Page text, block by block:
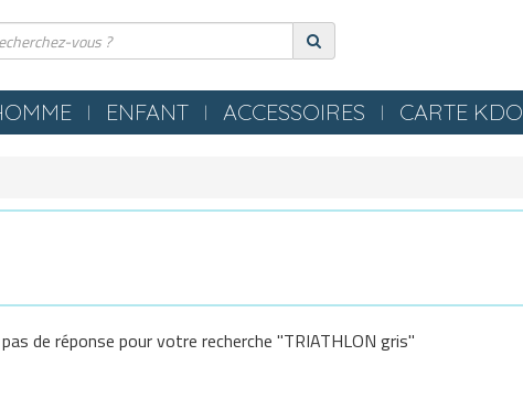
ENFANT ACCESSOIRES CARTE KDO
TEXTILES
de réponse pour votre recherche "TRIATHLON gris"